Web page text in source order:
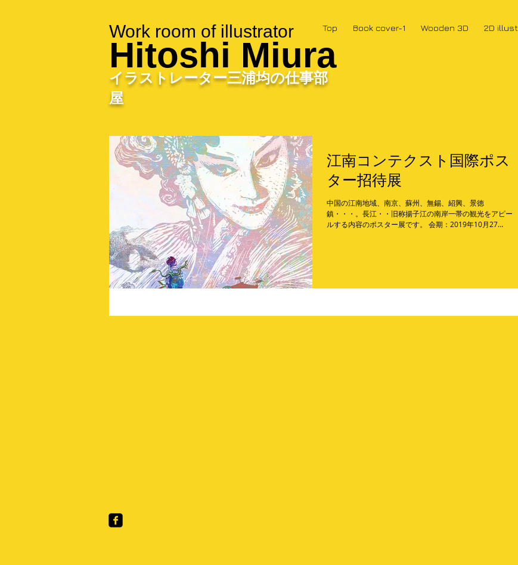
Work room of illustrator
Hitoshi Miura
Top Book cover-1 Wooden 3D 2D illust
イラストレーター三浦均の仕事部
屋
江南コンテクスト国際ポス
ター招待展
中国の江南地域、南京、蘇州、無錫、紹興、景徳
鎮・・・。長江・・旧称揚子江の南岸一帯の観光をアピー
ルする内容のポスター展です。 会期：2019年10月27